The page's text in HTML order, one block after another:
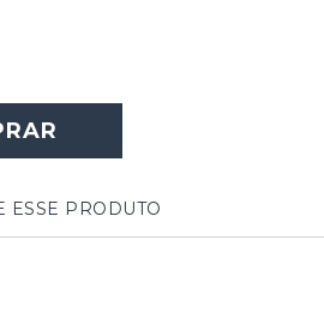
ESSE PRODUTO